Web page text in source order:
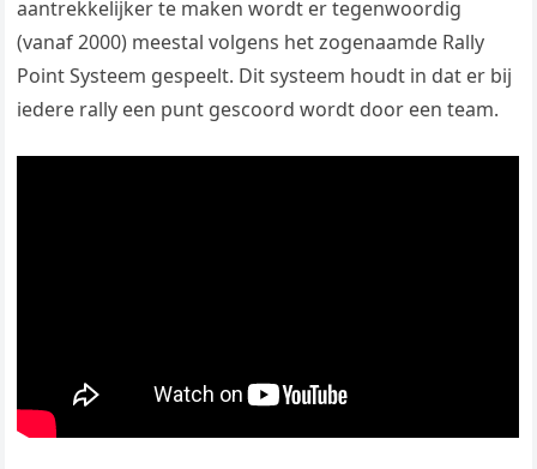
aantrekkelijker te maken wordt er tegenwoordig
(vanaf 2000) meestal volgens het zogenaamde Rally
Point Systeem gespeelt. Dit systeem houdt in dat er bij
iedere rally een punt gescoord wordt door een team.